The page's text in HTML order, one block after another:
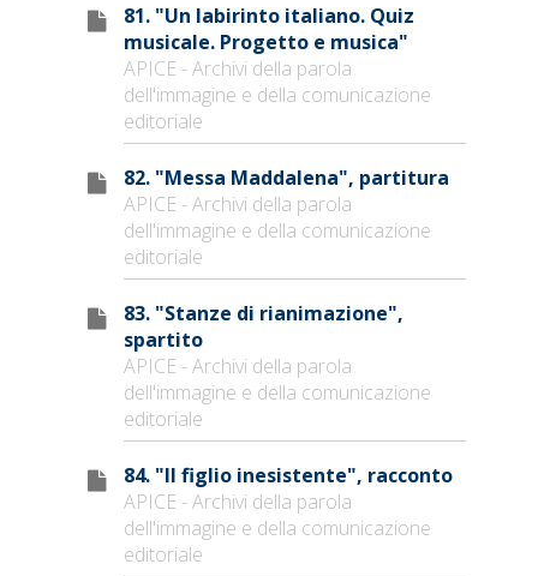
81. "Un labirinto italiano. Quiz
musicale. Progetto e musica"
APICE - Archivi della parola
dell'immagine e della comunicazione
editoriale
82. "Messa Maddalena", partitura
APICE - Archivi della parola
dell'immagine e della comunicazione
editoriale
83. "Stanze di rianimazione",
spartito
APICE - Archivi della parola
dell'immagine e della comunicazione
editoriale
84. "Il figlio inesistente", racconto
APICE - Archivi della parola
dell'immagine e della comunicazione
editoriale